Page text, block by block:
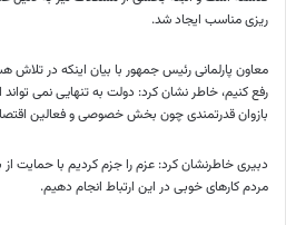
ریزی مناسب ایجاد شد.
معاون پارلمانی رئیس جمهور با بیان اینکه در تلاش
رفع کنیم، خاطر نشان کرد: دولت به تنهایی نمی تواند
بازوان قدرتمندی چون بخش خصوصی و فعالین
دبیری خاطرنشان کرد: عزم را جزم کردیم با
مردم کارهای خوبی در این ارتباط انجام دهیم.